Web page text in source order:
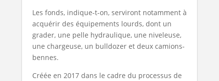
Les fonds, indique-t-on, serviront notamment à
acquérir des équipements lourds, dont un
grader, une pelle hydraulique, une niveleuse,
une chargeuse, un bulldozer et deux camions-
bennes.
Créée en 2017 dans le cadre du processus de